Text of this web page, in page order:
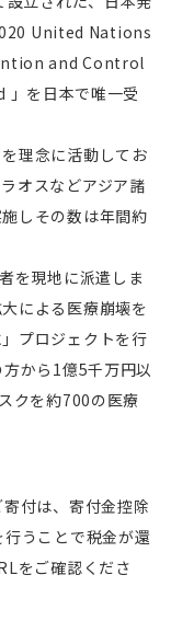
United Nations
and Control
を日本で唯一受
理念に活動してお
オスなどアジア諸
しその数は年間約
を現地に派遣しま
による医療崩壊を
プロジェクトを行
から1億5千万円以
クを約700の医療
付は、寄付金控除
うことで税金が還
をご確認くださ